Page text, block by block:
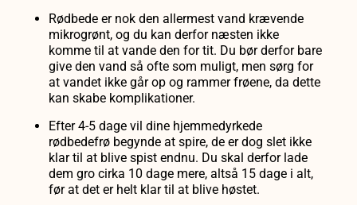
Rødbede er nok den allermest vand krævende
mikrogrønt, og du kan derfor næsten ikke
komme til at vande den for tit. Du bør derfor bare
give den vand så ofte som muligt, men sørg for
at vandet ikke går op og rammer frøene, da dette
kan skabe komplikationer.
Efter 4-5 dage vil dine hjemmedyrkede
rødbedefrø begynde at spire, de er dog slet ikke
klar til at blive spist endnu. Du skal derfor lade
dem gro cirka 10 dage mere, altså 15 dage i alt,
før at det er helt klar til at blive høstet.